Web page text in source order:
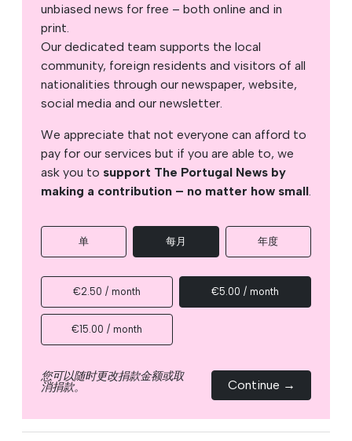
unbiased news for free – both online and in
print.
Our dedicated team supports the local
community, foreign residents and visitors of all
nationalities through our newspaper, website,
social media and our newsletter.
We appreciate that not everyone can afford to
pay for our services but if you are able to, we
ask you to support The Portugal News by
making a contribution – no matter how small.
单 每月 年度
€2.50 / month €5.00 / month
€15.00 / month
您可以随时更改捐款金额或取
消捐款。 Continue →